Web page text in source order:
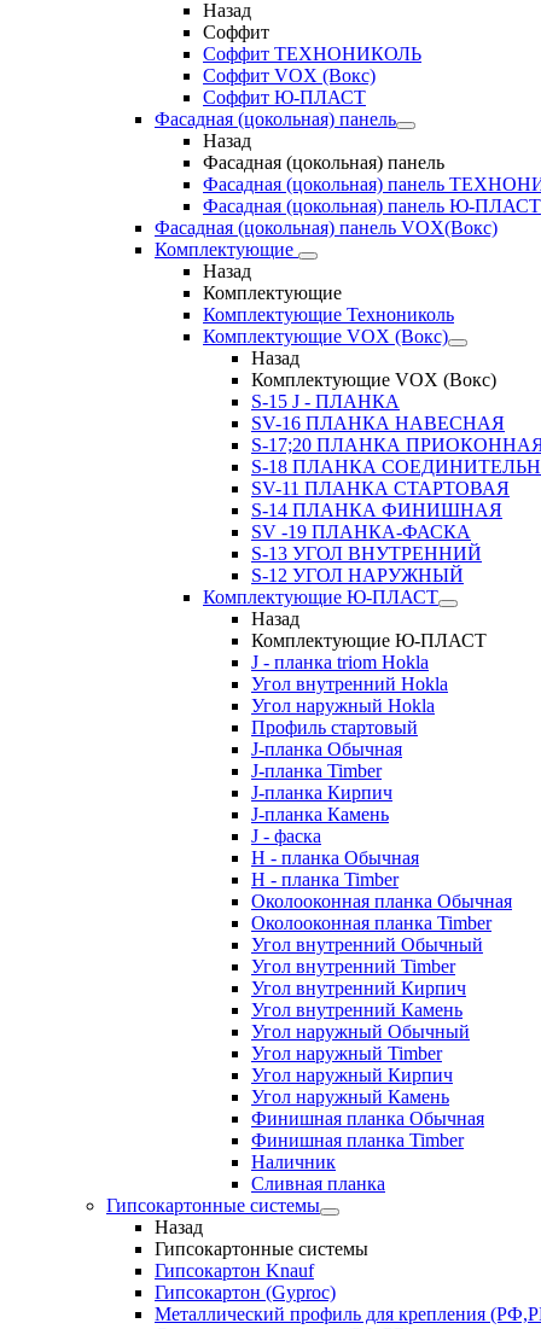
Назад
Соффит
Соффит ТЕХНОНИКОЛЬ
Соффит VOX (Вокс)
Соффит Ю-ПЛАСТ
Фасадная (цокольная) панель
Назад
Фасадная (цокольная) панель
Фасадная (цокольная) панель
Фасадная (цокольная) панель Ю-ПЛАСТ
Фасадная (цокольная) панель VOX(Вокс)
Комплектующие
Назад
Комплектующие
Комплектующие Технониколь
Комплектующие VOX (Вокс)
Назад
Комплектующие VOX (Вокс)
S-15 J - ПЛАНКА
SV-16 ПЛАНКА НАВЕСНАЯ
S-17;20 ПЛАНКА
S-18 ПЛАНКА
SV-11 ПЛАНКА СТАРТОВАЯ
S-14 ПЛАНКА ФИНИШНАЯ
SV -19 ПЛАНКА-ФАСКА
S-13 УГОЛ ВНУТРЕННИЙ
S-12 УГОЛ НАРУЖНЫЙ
Комплектующие Ю-ПЛАСТ
Назад
Комплектующие Ю-ПЛАСТ
J - планка triom Hokla
Угол внутренний Hokla
Угол наружный Hokla
Профиль стартовый
J-планка Обычная
J-планка Timber
J-планка Кирпич
J-планка Камень
J - фаска
Н - планка Обычная
Н - планка Timber
Околооконная планка Обычная
Околооконная планка Timber
Угол внутренний Обычный
Угол внутренний Timber
Угол внутренний Кирпич
Угол внутренний Камень
Угол наружный Обычный
Угол наружный Timber
Угол наружный Кирпич
Угол наружный Камень
Финишная планка Обычная
Финишная планка Timber
Наличник
Сливная планка
Гипсокартонные системы
Назад
Гипсокартонные системы
Гипсокартон Knauf
Гипсокартон (Gyproc)
Металлический профиль для крепления